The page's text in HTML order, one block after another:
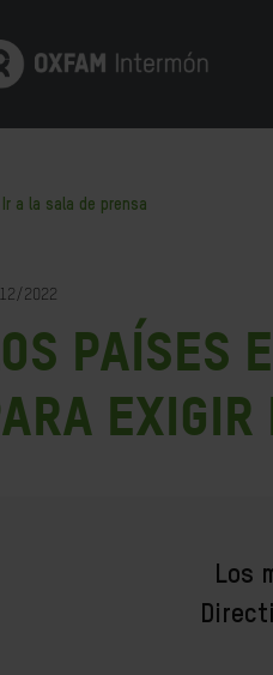
Ir a la sala de prensa
2022
países
exigir
Los